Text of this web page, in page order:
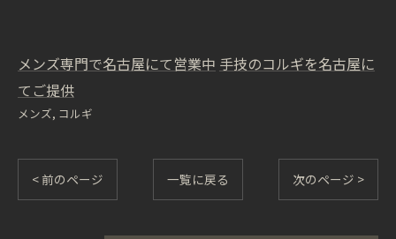
メンズ専門で名古屋にて営業中 手技のコルギを名古屋に
てご提供
メンズ コルギ
< 前のページ 一覧に戻る 次のページ >